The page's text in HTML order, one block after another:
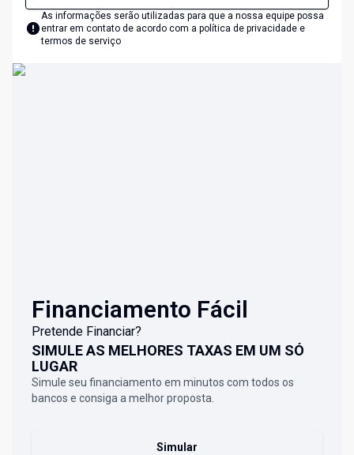
As informações serão utilizadas para que a nossa equipe possa
entrar em contato de acordo com a política de privacidade e
termos de serviço
Financiamento Fácil
Pretende Financiar?
SIMULE AS MELHORES TAXAS EM UM SÓ
LUGAR
Simule seu financiamento em minutos com todos os
bancos e consiga a melhor proposta.
Simular